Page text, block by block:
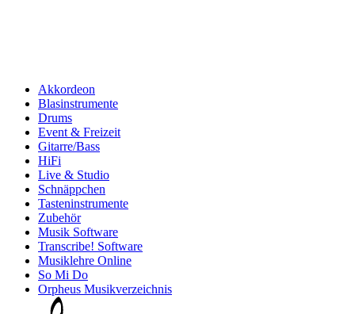
Akkordeon
Blasinstrumente
Drums
Event & Freizeit
Gitarre/Bass
HiFi
Live & Studio
Schnäppchen
Tasteninstrumente
Zubehör
Musik Software
Transcribe! Software
Musiklehre Online
So Mi Do
Orpheus Musikverzeichnis